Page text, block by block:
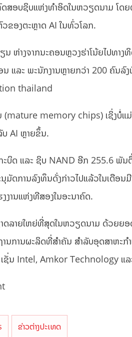
ອບຊິບແຫ່ງທຳອິດໃນຫວຽດນາມ ໂດຍ
ຂອງຕະຫຼາດ AI ໃນທົ່ວໂລກ.
ຫ່າງຈາກນະຄອນຫຼວງຮ່າໂນ້ຍໄປທາ
ລະ ພະນັກງານຫຼາຍກວ່າ 200 ຄົນລົງ
thailand
(mature memory chips) ເຊິ່ງບໍ່
ບ AI ຫຼາຍຂຶ້ນ.
ກະບິດ ແລະ ຊິບ NAND ອີກ 255.6
ານລົງທຶນດັ່ງກ່າວໄປແລ້ວໃນເດືອນມີນ
ງານແຫ່ງທີສອງໃນອະນາຄົດ.
າດລາຍໃຫຍ່ທີ່ສຸດໃນຫວຽດນາມ ດ້ວຍ
ການຜະລິດທີ່ສຳຄັນ ສຳລັບອຸດສາຫະ
ຊັ່ນ Intel, Amkor Technology ແ
ຂ່າວຕ່າງປະເທດ